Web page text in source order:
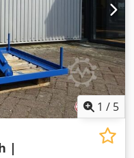
1 / 5
|